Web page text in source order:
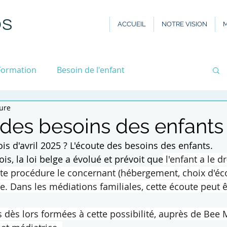
ACCUEIL NOTRE VISION
Besoin de l'enfant
besoins des enfants
d'avril 2025 ? L'écoute des besoins des enfants.
la loi belge a évolué et prévoit que l'enfant a le
procédure le concernant (hébergement, choix
Dans les médiations familiales, cette écoute peut
lors formées à cette possibilité, auprès de Bee